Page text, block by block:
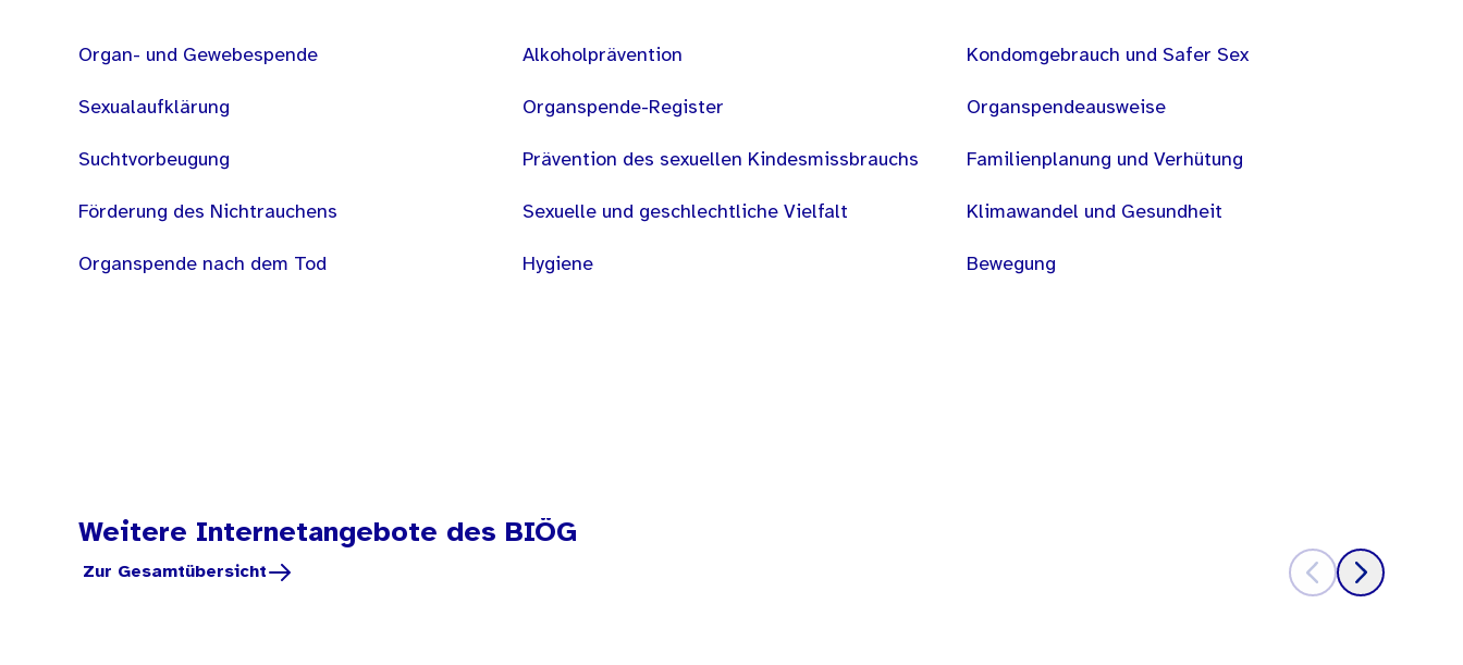
Organ- und Gewebespende
Sexualaufklärung
Suchtvorbeugung
Förderung des Nichtrauchens
Organspende nach dem Tod
Alkoholprävention
Organspende-Register
Prävention des sexuellen Kindesmissbrauchs
Sexuelle und geschlechtliche Vielfalt
Hygiene
Kondomgebrauch und Safer Sex
Organspendeausweise
Familienplanung und Verhütung
Klimawandel und Gesundheit
Bewegung
Weitere Internetangebote des BIÖG
Zur Gesamtübersicht